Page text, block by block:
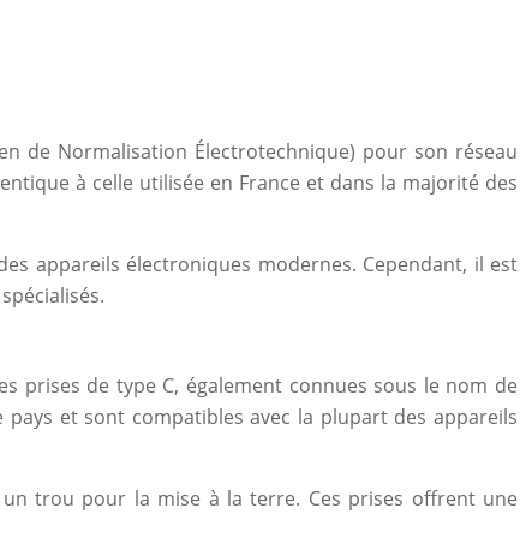
de Normalisation Électrotechnique) pour son réseau
à celle utilisée en France et dans la majorité des
appareils électroniques modernes. Cependant, il est
prises de type C, également connues sous le nom de
et sont compatibles avec la plupart des appareils
trou pour la mise à la terre. Ces prises offrent une